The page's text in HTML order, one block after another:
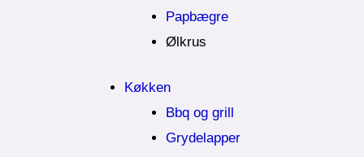
Papbægre
Ølkrus
Køkken
Bbq og grill
Grydelapper